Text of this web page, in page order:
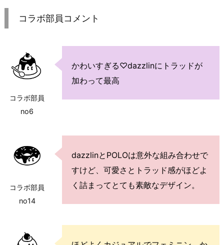
コラボ部員コメント
コラボ部員
no6
かわいすぎる♡dazzlinにトラッドが
加わって最高
コラボ部員
no14
dazzlinとPOLOは意外な組み合わせで
すけど、可愛さとトラッド感がほどよ
く詰まってとても素敵なデザイン。